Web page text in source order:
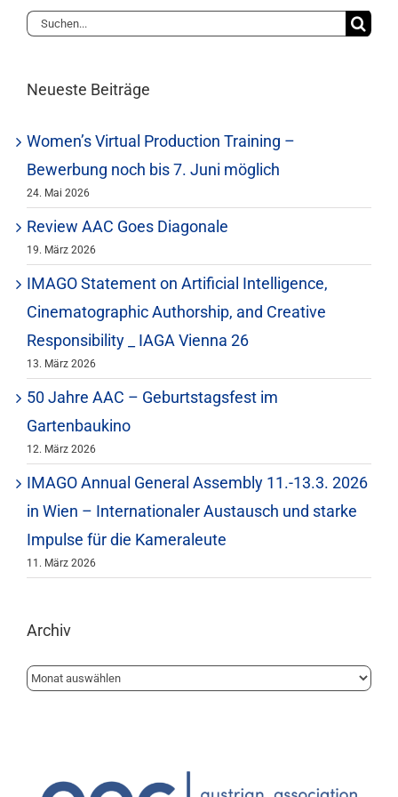
Mitgliedschaft
Berufsbilder
Service
Links
FORUM
Kontakt
Suche
Neueste Beiträge
Women’s Virtual Production Training –
Bewerbung noch bis 7. Juni möglich
24. Mai 2026
Review AAC Goes Diagonale
19. März 2026
IMAGO Statement on Artificial Intelligence,
Cinematographic Authorship, and Creative
Responsibility _ IAGA Vienna 26
13. März 2026
50 Jahre AAC – Geburtstagsfest im
Gartenbaukino
12. März 2026
IMAGO Annual General Assembly 11.-13.3. 2026
in Wien – Internationaler Austausch und starke
Impulse für die Kameraleute
11. März 2026
Archiv
Archiv